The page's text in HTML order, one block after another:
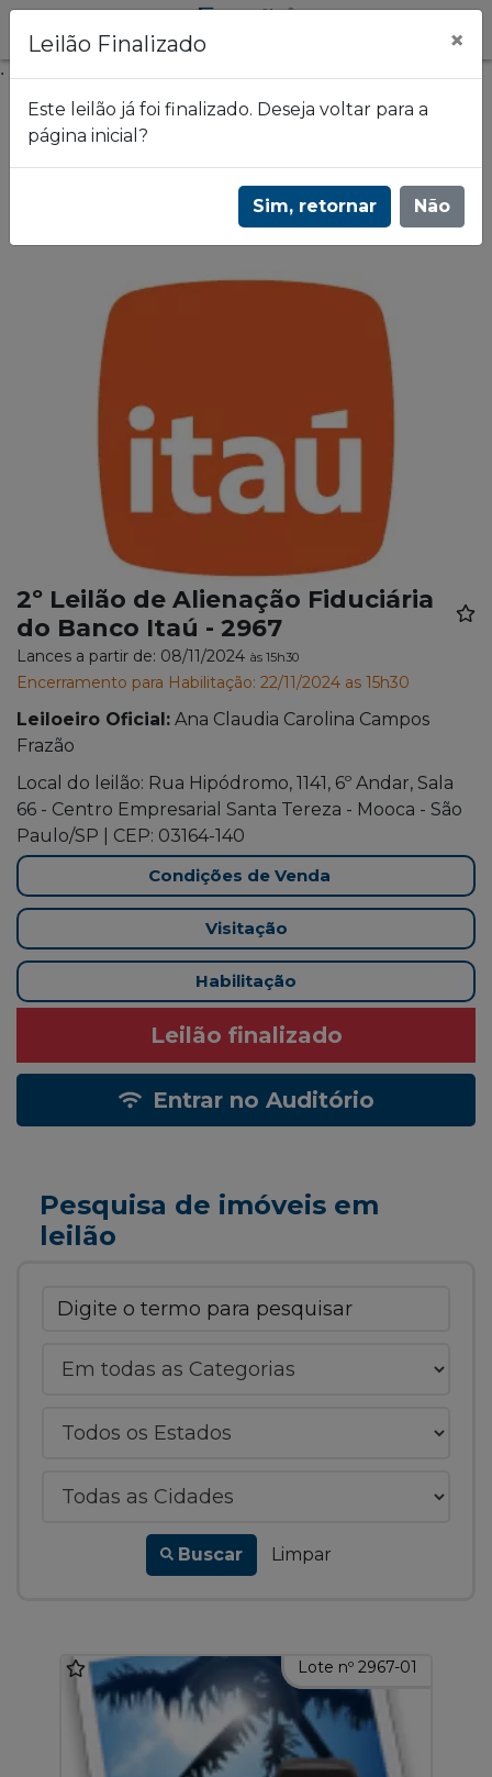
.
Frazão Leilões
2º Leilão de Alienação Fiduciária do Banco
2º Leilão de Alienação Fiduciária
do Banco Itaú - 2967
Lances a partir de: 08/11/2024 às 15h30
Encerramento para Habilitação: 22/11/2024 as 15h30
Leiloeiro Oficial: Ana Claudia Carolina Campos
Frazão
Local do leilão: Rua Hipódromo, 1141, 6º Andar, Sala
66 - Centro Empresarial Santa Tereza - Mooca - São
Paulo/SP | CEP: 03164-140
Condições de Venda
Visitação
Habilitação
Leilão finalizado
Entrar no Auditório
Leilão Finalizado ×
Este leilão já foi finalizado. Deseja voltar para a
página inicial?
Sim, retornar Não
Pesquisa de imóveis em
leilão
Buscar Limpar
Lote nº 2967-01